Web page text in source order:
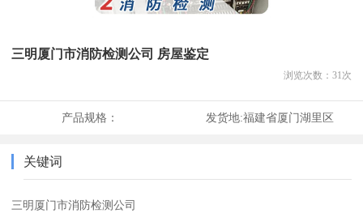
三明厦门市消防检测公司 房屋鉴定
浏览次数： 31次
产品规格： 发货地:福建省厦门湖里区
关键词
三明厦门市消防检测公司